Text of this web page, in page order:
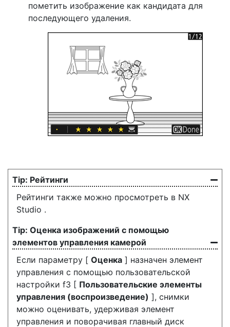
пометить изображение как кандидата для
последующего удаления.
Рейтинги
Рейтинги также можно просмотреть в NX
Studio .
Оценка изображений с помощью
элементов управления камерой
Если параметру [ Оценка ] назначен элемент
управления с помощью пользовательской
настройки f3 [ Пользовательские элементы
управления (воспроизведение) ], снимки
можно оценивать, удерживая элемент
управления и поворачивая главный диск